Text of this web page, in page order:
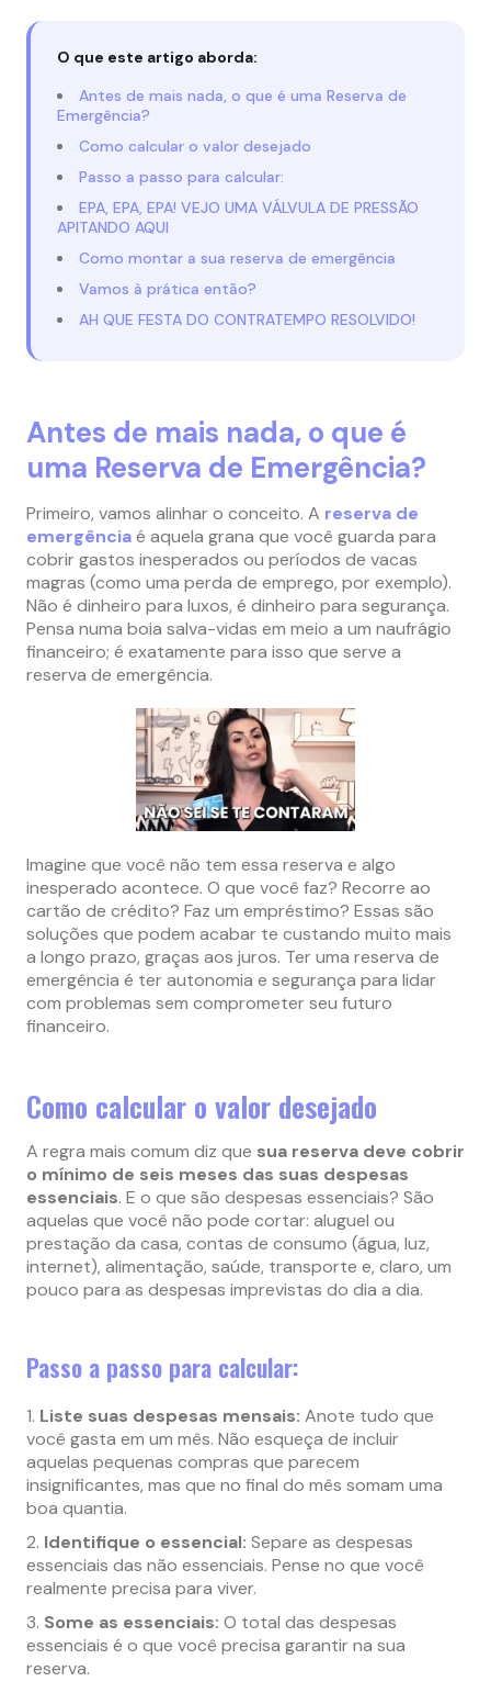
O que este artigo aborda:
Antes de mais nada, o que é uma Reserva de
Emergência?
Como calcular o valor desejado
Passo a passo para calcular:
EPA, EPA, EPA! VEJO UMA VÁLVULA DE PRESSÃO
APITANDO AQUI
Como montar a sua reserva de emergência
Vamos à prática então?
AH QUE FESTA DO CONTRATEMPO RESOLVIDO!
Antes de mais nada, o que é
uma Reserva de Emergência?
Primeiro, vamos alinhar o conceito. A reserva de
emergênciaé aquela grana que você guarda para
cobrir gastos inesperados ou períodos de vacas
magras (como uma perda de emprego, por exemplo).
Não é dinheiro para luxos, é dinheiro para segurança.
Pensa numa boia salva-vidas em meio a um naufrágio
financeiro; é exatamente para isso que serve a
reserva de emergência.
Imagine que você não tem essa reserva e algo
inesperado acontece. O que você faz? Recorre ao
cartão de crédito? Faz um empréstimo? Essas são
soluções que podem acabar te custando muito mais
a longo prazo, graças aos juros. Ter uma reserva de
emergência é ter autonomia e segurança para lidar
com problemas sem comprometer seu futuro
financeiro.
Como calcular o valor desejado
A regra mais comum diz que sua reserva deve cobrir
o mínimo de seis meses das suas despesas
essenciais. E o que são despesas essenciais? São
aquelas que você não pode cortar: aluguel ou
prestação da casa, contas de consumo (água, luz,
internet), alimentação, saúde, transporte e, claro, um
pouco para as despesas imprevistas do dia a dia.
Passo a passo para calcular:
Liste suas despesas mensais: Anote tudo que
você gasta em um mês. Não esqueça de incluir
aquelas pequenas compras que parecem
insignificantes, mas que no final do mês somam uma
boa quantia.
Identifique o essencial: Separe as despesas
essenciais das não essenciais. Pense no que você
realmente precisa para viver.
Some as essenciais: O total das despesas
essenciais é o que você precisa garantir na sua
reserva.